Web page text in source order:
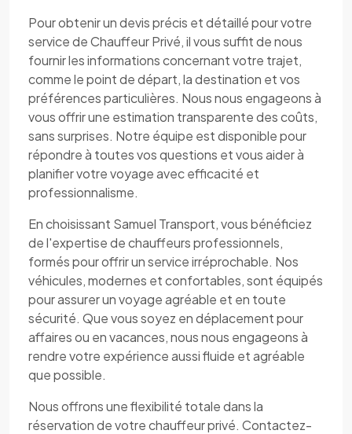
Pour obtenir un devis précis et détaillé pour votre
service de Chauffeur Privé, il vous suffit de nous
fournir les informations concernant votre trajet,
comme le point de départ, la destination et vos
préférences particulières. Nous nous engageons à
vous offrir une estimation transparente des coûts,
sans surprises. Notre équipe est disponible pour
répondre à toutes vos questions et vous aider à
planifier votre voyage avec efficacité et
professionnalisme.
En choisissant Samuel Transport, vous bénéficiez
de l'expertise de chauffeurs professionnels,
formés pour offrir un service irréprochable. Nos
véhicules, modernes et confortables, sont équipés
pour assurer un voyage agréable et en toute
sécurité. Que vous soyez en déplacement pour
affaires ou en vacances, nous nous engageons à
rendre votre expérience aussi fluide et agréable
que possible.
Nous offrons une flexibilité totale dans la
réservation de votre chauffeur privé. Contactez-